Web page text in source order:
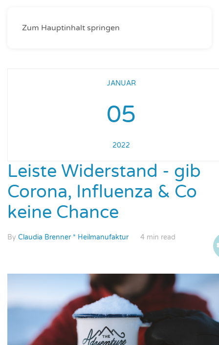
Zum Hauptinhalt springen
JANUAR
05
2022
Leiste Widerstand - gib
Corona, Influenza & Co
keine Chance
By Claudia Brenner * Heilmanufaktur 4 min read